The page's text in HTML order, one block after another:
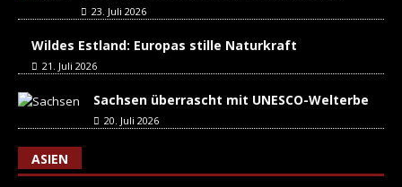
23. Juli 2026
Wildes Estland: Europas stille Naturkraft
21. Juli 2026
Sachsen überrascht mit UNESCO-Welterbe
20. Juli 2026
ASIEN